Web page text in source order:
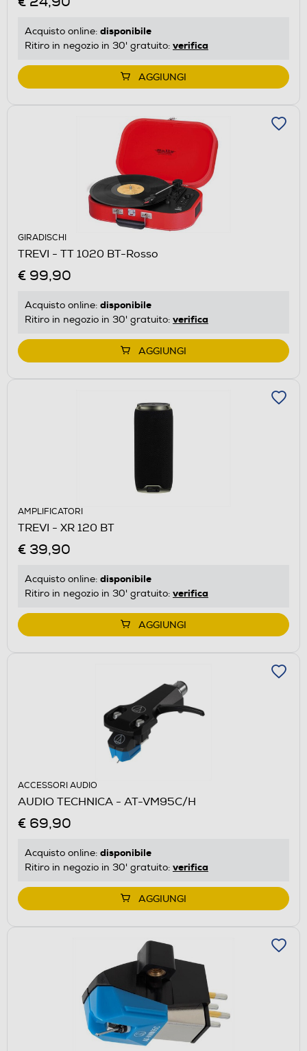
Acquisto online: disponibile
Ritiro in negozio in 30' gratuito: verifica
AGGIUNGI
GIRADISCHI
TREVI - TT 1020 BT-Rosso
€ 99,90
Acquisto online: disponibile
Ritiro in negozio in 30' gratuito: verifica
AGGIUNGI
AMPLIFICATORI
TREVI - XR 120 BT
€ 39,90
Acquisto online: disponibile
Ritiro in negozio in 30' gratuito: verifica
AGGIUNGI
ACCESSORI AUDIO
AUDIO TECHNICA - AT-VM95C/H
€ 69,90
Acquisto online: disponibile
Ritiro in negozio in 30' gratuito: verifica
AGGIUNGI